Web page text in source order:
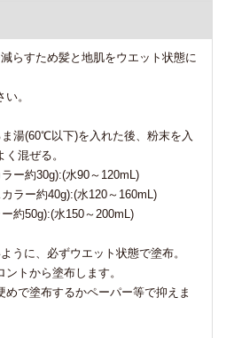
らすため髪と地肌をウエット状態に
。
ま湯(60℃以下)を入れた後、粉末を入
混ぜる。
ー約30g):(水90～120mL)
ラー約40g):(水120～160mL)
約50g):(水150～200mL)
うに、必ずウエット状態で塗布。
トから塗布します。
めで塗布するかペーパー等で抑えま